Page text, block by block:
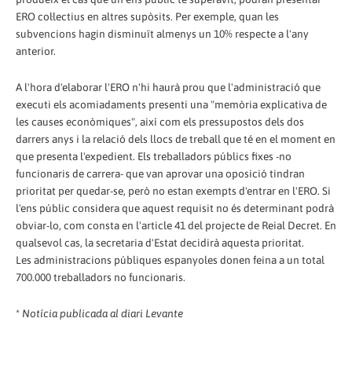
ERO col·lectius en altres supòsits. Per exemple, quan les
subvencions hagin disminuït almenys un 10% respecte a l'any
anterior.
A l'hora d'elaborar l'ERO n'hi haurà prou que l'administració que
executi els acomiadaments presenti una "memòria explicativa de
les causes econòmiques", així com els pressupostos dels dos
darrers anys i la relació dels llocs de treball que té en el moment en
que presenta l'expedient. Els treballadors públics fixes -no
funcionaris de carrera- que van aprovar una oposició tindran
prioritat per quedar-se, però no estan exempts d'entrar en l'ERO. Si
l'ens públic considera que aquest requisit no és determinant podrà
obviar-lo, com consta en l'article 41 del projecte de Reial Decret. En
qualsevol cas, la secretaria d'Estat decidirà aquesta prioritat.
Les administracions públiques espanyoles donen feina a un total
700.000 treballadors no funcionaris.
* Notícia publicada al diari Levante